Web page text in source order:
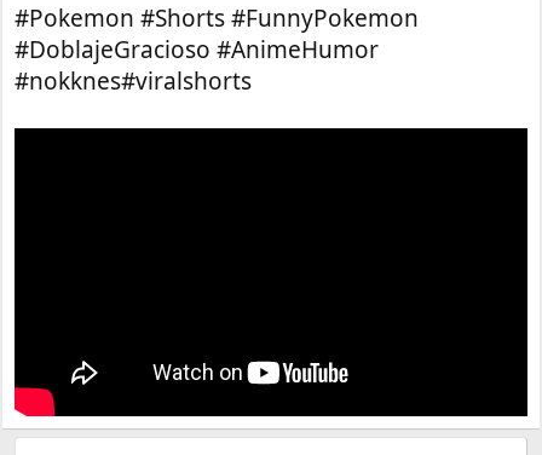
#Pokemon #Shorts #FunnyPokemon
#DoblajeGracioso #AnimeHumor
#nokknes#viralshorts